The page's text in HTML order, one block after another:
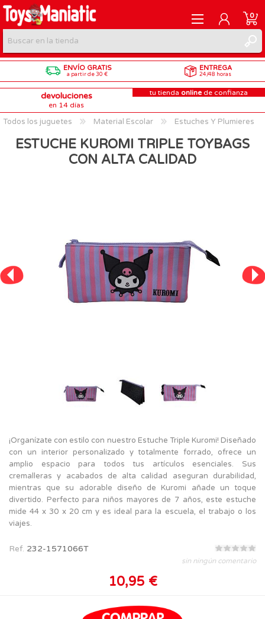
REGISTRARME
INICIAR SESIÓN
0
ENVÍO GRATIS
a partir de 30 €
ENTREGA
24/48 horas
devoluciones
en 14 días
tu tienda online de confianza
Todos los juguetes Material Escolar Estuches Y Plumieres
ESTUCHE KUROMI TRIPLE TOYBAGS
CON ALTA CALIDAD
¡Organízate con estilo con nuestro Estuche Triple Kuromi! Diseñado
con un interior personalizado y totalmente forrado, ofrece un
amplio espacio para todos tus artículos esenciales. Sus
cremalleras y acabados de alta calidad aseguran durabilidad,
mientras que su adorable diseño de Kuromi añade un toque
divertido. Perfecto para niños mayores de 7 años, este estuche
mide 44 x 30 x 20 cm y es ideal para la escuela, el trabajo o los
viajes.
Ref. 232-1571066T
sin ningún comentario
10,95 €